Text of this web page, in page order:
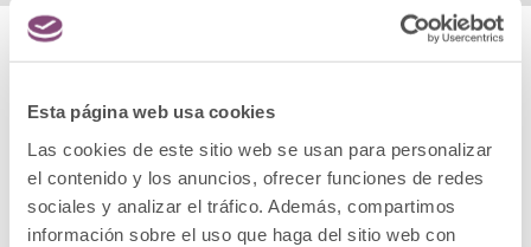
Esta página web usa cookies
Las cookies de este sitio web se usan para personalizar
el contenido y los anuncios, ofrecer funciones de redes
sociales y analizar el tráfico. Además, compartimos
información sobre el uso que haga del sitio web con
DOCTORA YAMILA
RODRÍGUEZ